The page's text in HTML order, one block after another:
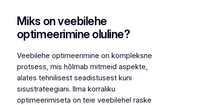
Miks on veebilehe
optimeerimine oluline?
Veebilehe optimeerimine on kompleksne
protsess, mis hõlmab mitmeid aspekte,
alates tehnilisest seadistusest kuni
sisustrateegiani. Ilma korraliku
optimeerimiseta on teie veebilehel raske